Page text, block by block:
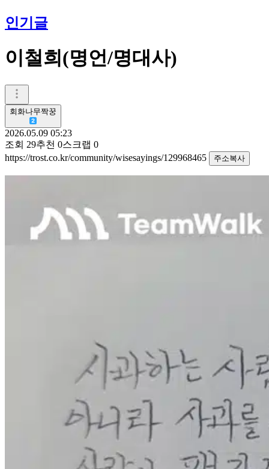
인기글
이철희(명언/명대사)
회화나무짝꿍
2026.05.09 05:23
조회 29추천 0스크랩 0
https://trost.co.kr/community/wisesayings/129968465
주소복사